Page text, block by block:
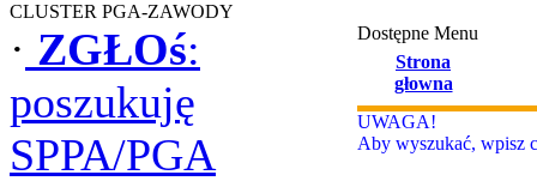
CLUSTER PGA-ZAWODY
· ZGŁOś:
poszukuję
SPPA/PGA
Dostępne Menu
Strona
głowna
UWAGA!
Aby wyszukać, wpisz